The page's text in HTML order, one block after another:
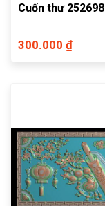
Cuốn thư 252698
300.000 ₫